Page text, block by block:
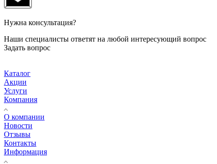
Нужна консультация?
Наши специалисты ответят на любой интересующий вопрос
Задать вопрос
Каталог
Акции
Услуги
Компания
О компании
Новости
Отзывы
Контакты
Информация